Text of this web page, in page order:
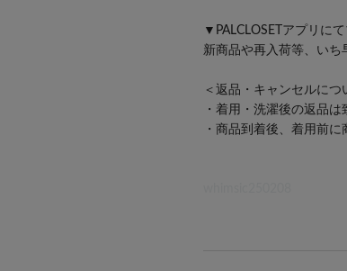
▼PALCLOSETアプリに
新商品や再入荷等、いち
＜返品・キャンセルにつ
・着用・洗濯後の返品は
・商品到着後、着用前